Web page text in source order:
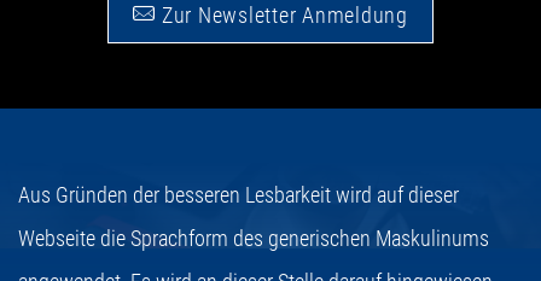
Zur Newsletter Anmeldung
Aus Gründen der besseren Lesbarkeit wird auf dieser
Webseite die Sprachform des generischen Maskulinums